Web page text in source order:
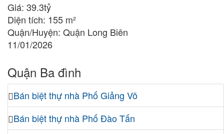
Giá: 39.3tỷ
Diện tích: 155 m²
Quận/Huyện: Quận Long Biên
11/01/2026
Quận Ba đình
Bán biệt thự nhà Phố Giảng Võ
Bán biệt thự nhà Phố Đào Tấn